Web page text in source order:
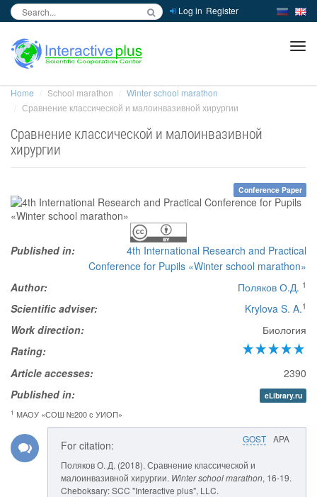
Log in Register
Home School marathon
Winter school marathon
Сравнение классической и малоинвазивной хирургии
Сравнение классической и малоинвазивной
хирургии
Conference Paper
Published in:
4th International Research and Practical
Conference for Pupils «Winter school marathon»
Author:
Поляков О.Д. 1
Scientific adviser: Krylova S. A.1
Work direction:
Биология
Rating:
Article accesses:
2390
Published in:
eLibrary.ru
1 МАОУ «СОШ №200 с УИОП»
GOST APA
For citation:
Поляков О. Д. (2018). Сравнение классической и
малоинвазивной хирургии. Winter school marathon, 16-19.
Cheboksary: SCC "Interactive plus", LLC.